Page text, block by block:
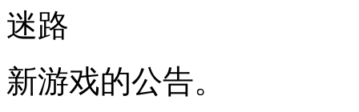
迷路
新游戏的公告。